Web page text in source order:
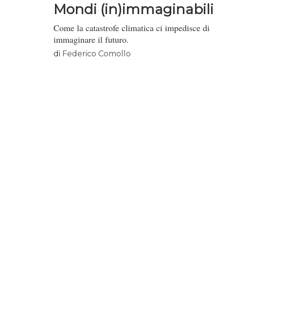
Mondi (in)immaginabili
Come la catastrofe climatica ci impedisce di
immaginare il futuro.
di Federico Comollo